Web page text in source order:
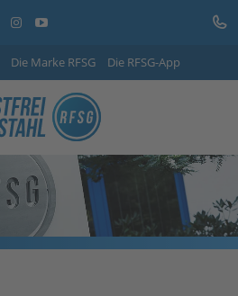
Die Marke RFSG Die RFSG-App